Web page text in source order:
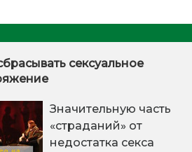
сексуальное
Значительную часть
«страданий» от
недостатка секса